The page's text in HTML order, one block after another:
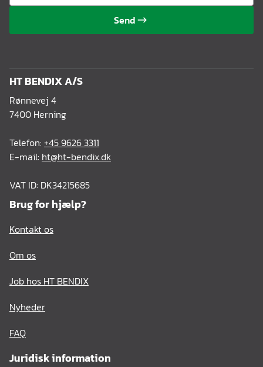
Send
HT BENDIX A/S
Rønnevej 4
7400 Herning
Telefon: +45 9626 3311
E-mail: ht@ht-bendix.dk
VAT ID: DK34215685
Brug for hjælp?
Kontakt os
Om os
Job hos HT BENDIX
Nyheder
FAQ
Juridisk information